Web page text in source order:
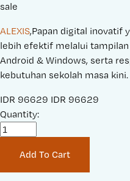
sale
ALEXIS,Papan digital inovatif
lebih efektif melalui
Android & Windows, serta
kebutuhan sekolah masa kini.
S
a
r
IDR 96629 O
i
n
IDR 96629
Quantity:
Add To Cart